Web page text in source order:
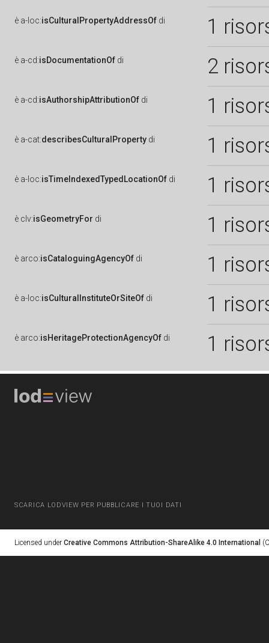
è a-loc:isCulturalPropertyAddressOf di 1
è a-cd:isDocumentationOf di 2
è a-cd:isAuthorshipAttributionOf di 1
è a-cat:describesCulturalProperty di 1
è a-loc:isTimeIndexedTypedLocationOf di 1
è clv:isGeometryFor di 1
è arco:isCataloguingAgencyOf di 1
è a-loc:isCulturalInstituteOrSiteOf di 1
è arco:isHeritageProtectionAgencyOf di 1
SCARICA LODVIEW PER PUBBLICARE I TUOI DATI
Licensed under Creative Commons Attribution-ShareAlike 4.0 International